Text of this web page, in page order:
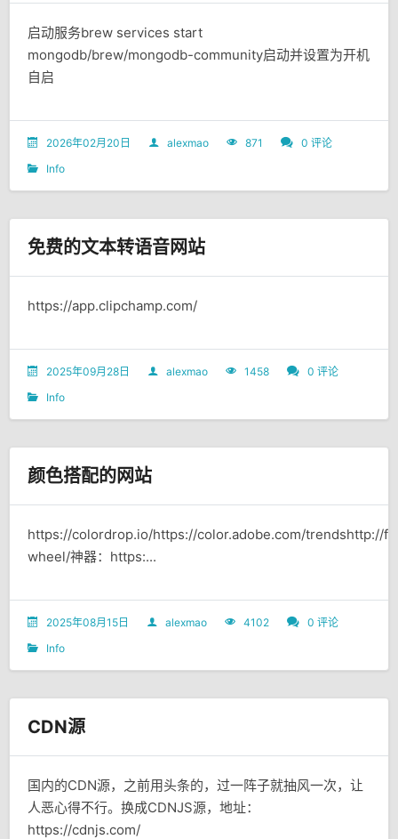
启动服务​brew services start
mongodb/brew/mongodb-community启动并设置为开机
自启
2026年02月20日 alexmao 871
0 评论
Info
免费的文本转语音网站
https://app.clipchamp.com/
2025年09月28日 alexmao 1458
0 评论
Info
颜色搭配的网站
https://colordrop.io/https://color.adobe.com/trendshttp://
wheel/神器：https:...
2025年08月15日 alexmao 4102
0 评论
Info
CDN源
国内的CDN源，之前用头条的，过一阵子就抽风一次，让
人恶心得不行。换成CDNJS源，地址：
https://cdnjs.com/